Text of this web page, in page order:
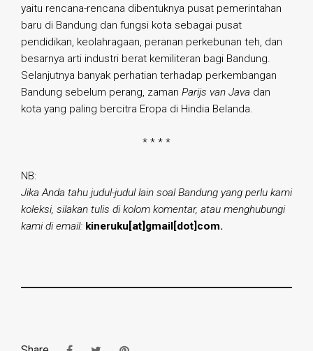
yaitu rencana-rencana dibentuknya pusat pemerintahan
baru di Bandung dan fungsi kota sebagai pusat
pendidikan, keolahragaan, peranan perkebunan teh, dan
besarnya arti industri berat kemiliteran bagi Bandung.
Selanjutnya banyak perhatian terhadap perkembangan
Bandung sebelum perang, zaman Parijs van Java dan
kota yang paling bercitra Eropa di Hindia Belanda.
* * * *
NB:
Jika Anda tahu judul-judul lain soal Bandung yang perlu kami
koleksi, silakan tulis di kolom komentar, atau menghubungi
kami di email: kineruku[at]gmail[dot]com.